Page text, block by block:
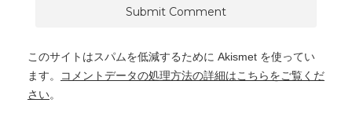
このサイトはスパムを低減するために Akismet を使ってい
ます。
コメントデータの処理方法の詳細はこちらをご覧くだ
さい。